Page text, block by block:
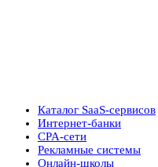
Каталог SaaS-сервисов
Интернет-банки
CPA-сети
Рекламные системы
Онлайн-школы